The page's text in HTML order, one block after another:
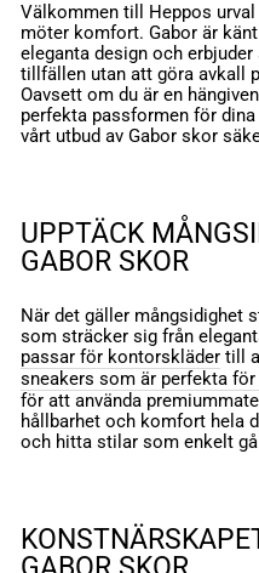
Välkommen till Heppos
möter komfort. Gabor är
eleganta design och
tillfällen utan att göra avkall
Oavsett om du är en
perfekta passformen för
vårt utbud av Gabor skor
UPPTÄCK
GABOR SKOR
När det gäller mångsidighet
som sträcker sig från
passar för kontorskläder till
sneakers som är perfekta för
för att använda
hållbarhet och komfort hela
och hitta stilar som enkelt